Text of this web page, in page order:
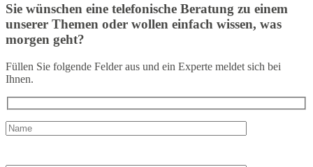
Sie wünschen eine telefonische Beratung zu einem
unserer Themen oder wollen einfach wissen, was
morgen geht?
Füllen Sie folgende Felder aus und ein Experte meldet sich bei
Ihnen.